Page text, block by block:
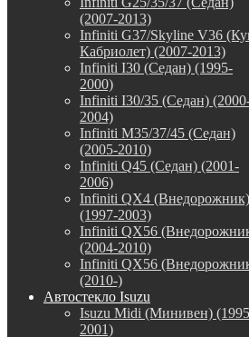
(2007-2013)
Infiniti G37/Skyline V36
Кабриолет) (2007-2013)
Infiniti I30 (Седан) (1995-
2000)
Infiniti I30/35 (Седан)
2004)
Infiniti M35/37/45 (Седан)
(2005-2010)
Infiniti Q45 (Седан) (2001-
2006)
Infiniti QX4 (Внедорожник)
(1997-2003)
Infiniti QX56
(2004-2010)
Infiniti QX56
(2010-)
Автостекло Isuzu
Isuzu Midi (Минивен)
2001)